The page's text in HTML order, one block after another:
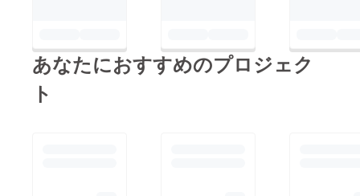
ださい。杉浦巌（Iwao
Sugiura）
あなたにおすすめのプロジェク
ト